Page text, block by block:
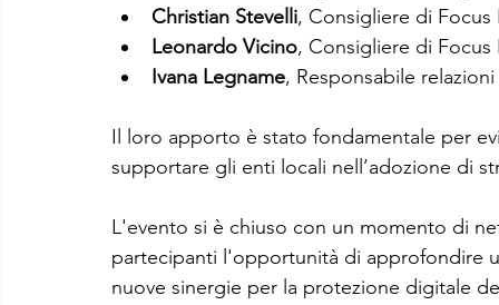
Christian Stevelli, Consigliere di Focus
Leonardo Vicino, Consigliere di Focus
Ivana Legname, Responsabile
Il loro apporto è stato fondamentale per
supportare gli enti locali nell’adozione di
L'evento si è chiuso con un momento di
partecipanti l'opportunità di approfondire
nuove sinergie per la protezione digitale